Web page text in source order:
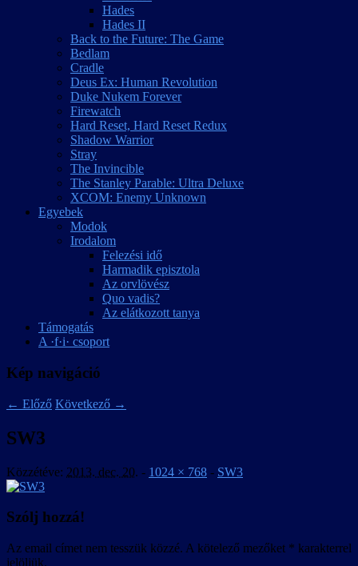
Hades
Hades II
Back to the Future: The Game
Bedlam
Cradle
Deus Ex: Human Revolution
Duke Nukem Forever
Firewatch
Hard Reset, Hard Reset Redux
Shadow Warrior
Stray
The Invincible
The Stanley Parable: Ultra Deluxe
XCOM: Enemy Unknown
Egyebek
Modok
Irodalom
Felezési idő
Harmadik episztola
Az orvlövész
Quo vadis?
Az elátkozott tanya
Támogatás
A ·f·i· csoport
Kép navigáció
← Előző Következő →
SW3
Közzétéve: 2013. dec. 20. - 1024 × 768 - SW3
Szólj hozzá!
Az email címet nem tesszük közzé. A kötelező mezőket * karakterrel
jelöljük.